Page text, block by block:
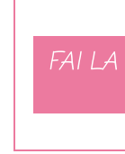
FAI